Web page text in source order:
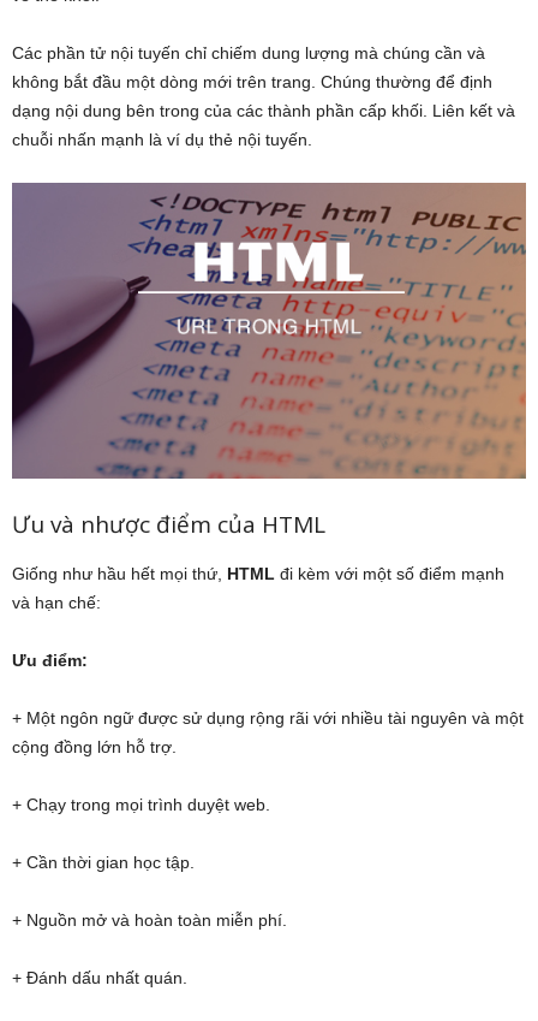
Các phần tử nội tuyến chỉ chiếm dung lượng mà chúng cần và
không bắt đầu một dòng mới trên trang. Chúng thường để định
dạng nội dung bên trong của các thành phần cấp khối. Liên kết và
chuỗi nhấn mạnh là ví dụ thẻ nội tuyến.
Ưu và nhược điểm của HTML
Giống như hầu hết mọi thứ, HTML đi kèm với một số điểm mạnh
và hạn chế:
Ưu điểm:
+ Một ngôn ngữ được sử dụng rộng rãi với nhiều tài nguyên và một
cộng đồng lớn hỗ trợ.
+ Chạy trong mọi trình duyệt web.
+ Cần thời gian học tập.
+ Nguồn mở và hoàn toàn miễn phí.
+ Đánh dấu nhất quán.